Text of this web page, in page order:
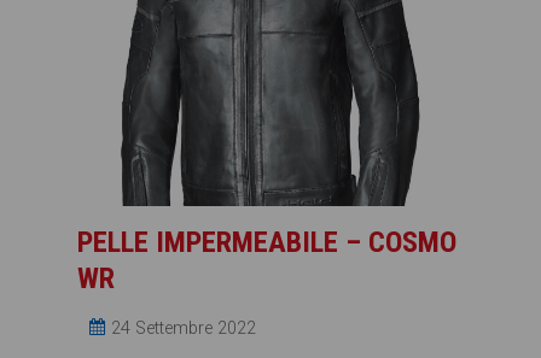
PELLE IMPERMEABILE – COSMO
WR
24 Settembre 2022